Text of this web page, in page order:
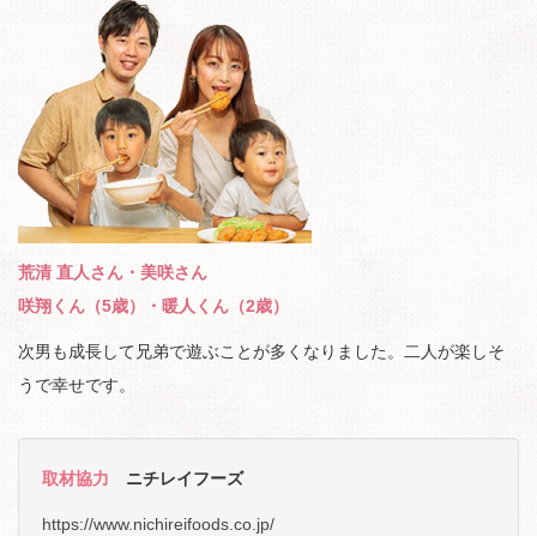
荒清 直人さん・美咲さん
咲翔くん（5歳）・暖人くん（2歳）
次男も成長して兄弟で遊ぶことが多くなりました。二人が楽しそ
うで幸せです。
取材協力 ニチレイフーズ
https://www.nichireifoods.co.jp/